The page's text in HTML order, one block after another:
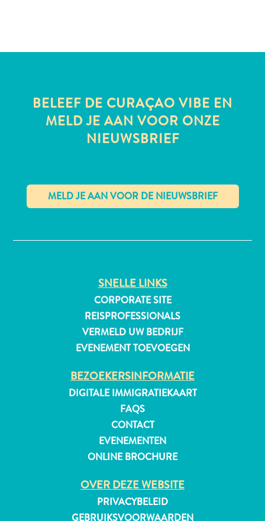
Resorts
Vakantiewoningen
BELEEF DE CURAÇAO VIBE EN
MELD JE AAN VOOR ONZE
NIEUWSBRIEF
SNELLE LINKS
CORPORATE SITE
REISPROFESSIONALS
VERMELD UW BEDRIJF
EVENEMENT TOEVOEGEN
BEZOEKERSINFORMATIE
DIGITALE IMMIGRATIEKAART
FAQS
CONTACT
EVENEMENTEN
ONLINE BROCHURE
OVER DEZE WEBSITE
PRIVACYBELEID
GEBRUIKSVOORWAARDEN